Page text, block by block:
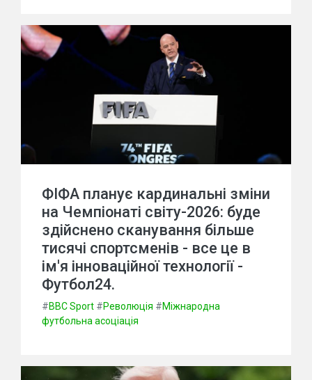
ФІФА планує кардинальні зміни
на Чемпіонаті світу-2026: буде
здійснено сканування більше
тисячі спортсменів - все це в
ім'я інноваційної технології -
Футбол24.
#BBC Sport #Революція #Міжнародна
футбольна асоціація